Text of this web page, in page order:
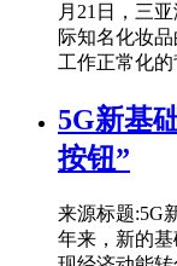
月21日，三
际知名化妆
工作正常化
5G新基
按钮”
来源标题:5G
年来，新的